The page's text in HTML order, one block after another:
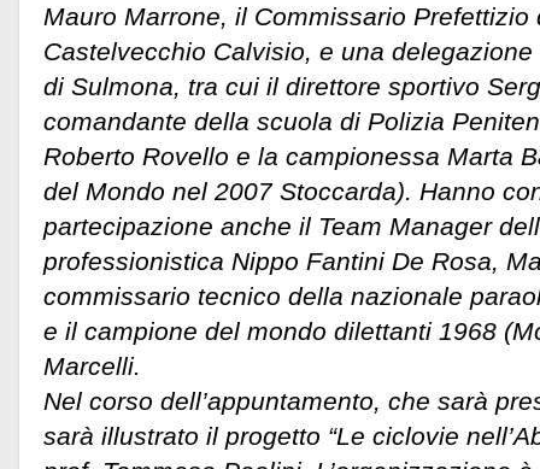
Mauro Marrone, il Commissario Prefettizio
Castelvecchio Calvisio, e una
di Sulmona, tra cui il direttore sportivo
comandante della scuola di Polizia
Roberto Rovello e la campionessa Marta
del Mondo nel 2007 Stoccarda). Hanno
partecipazione anche il Team Manager
professionistica Nippo Fantini De Rosa,
commissario tecnico della nazionale
e il campione del mondo dilettanti 1968
Marcelli.
Nel corso dell’appuntamento, che sarà
sarà illustrato il progetto “Le ciclovie